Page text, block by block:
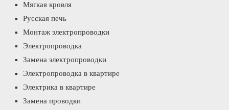
Мягкая кровля
Русская печь
Монтаж электропроводки
Электропроводка
Замена электропроводки
Электропроводка в квартире
Электрика в квартире
Замена проводки